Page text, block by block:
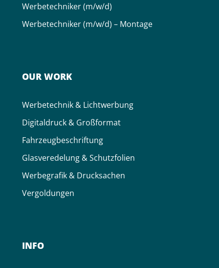
Werbe­techniker (m/w/d)
Werbe­techniker (m/w/d) – Montage
OUR WORK
Werbe­technik & Licht­werbung
Digital­druck & Groß­format
Fahr­zeug­be­schriftung
Glas­ver­edelung & Schutz­folien
Werbe­grafik & Druck­sachen
Ver­goldung­en
INFO